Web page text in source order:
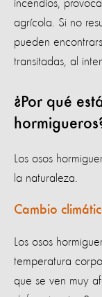
incendios,
agrícola. Si no
pueden
transitadas, al
¿Por qué
Los osos
la naturaleza.
Cambio
Los osos
temperatura
que se ven muy